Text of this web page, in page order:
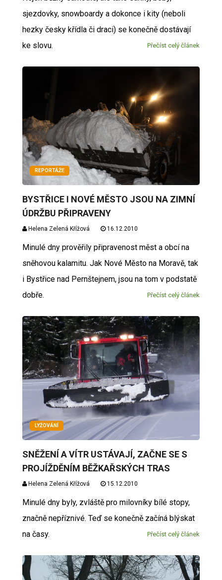
sjezdovky, snowboardy a dokonce i kity (neboli
hezky česky křídla či draci) se konečně dostávají
ke slovu.
Přečíst celý článek
REPORTÁŽE
BYSTŘICE I NOVÉ MĚSTO JSOU NA ZIMNÍ
ÚDRŽBU PŘIPRAVENY
Helena Zelená Křížová 16.12.2010
Minulé dny prověřily připravenost měst a obcí na
sněhovou kalamitu. Jak Nové Město na Moravě, tak
i Bystřice nad Pernštejnem, jsou na tom v podstatě
dobře.
Přečíst celý článek
LYŽOVÁNÍ
SNĚŽENÍ A VÍTR USTÁVAJÍ, ZAČNE SE S
PROJÍŽDĚNÍM BĚŽKAŘSKÝCH TRAS
Helena Zelená Křížová 15.12.2010
Minulé dny byly, zvláště pro milovníky bílé stopy,
značně nepříznivé. Teď se konečně začíná blýskat
na časy.
Přečíst celý článek